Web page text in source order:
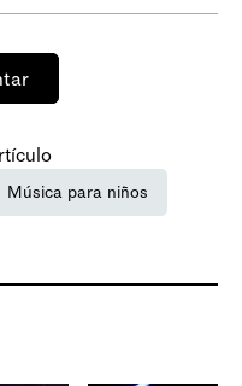
Música para niños